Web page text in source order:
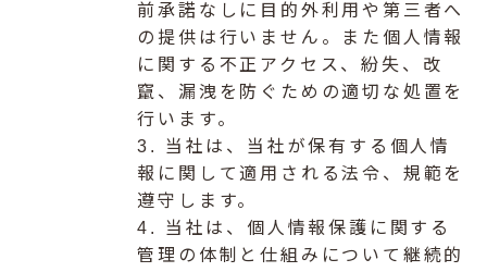
前承諾なしに目的外利用や第三者へ
の提供は行いません。また個人情報
に関する不正アクセス、紛失、改
竄、漏洩を防ぐための適切な処置を
行います。
3. 当社は、当社が保有する個人情
報に関して適用される法令、規範を
遵守します。
4. 当社は、個人情報保護に関する
管理の体制と仕組みについて継続的